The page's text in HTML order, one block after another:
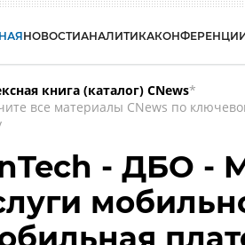
НОВОСТИАНАЛИТИКА
книга (каталог) CNews*
все материалы CNews по
- ДБО -